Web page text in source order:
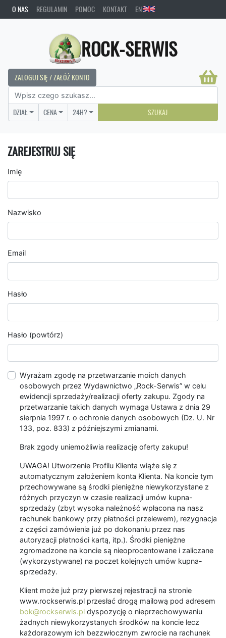
O NAS REGULAMIN POMOC KONTAKT EN
ROCK-SERWIS
ZALOGUJ SIĘ / ZAŁÓŻ KONTO
DZIAŁ CENA 24H? SZUKAJ
ZAREJESTRUJ SIĘ
Imię
Nazwisko
Email
Hasło
Hasło (powtórz)
Wyrażam zgodę na przetwarzanie moich danych
osobowych przez Wydawnictwo „Rock-Serwis” w celu
ewidencji sprzedaży/realizacji oferty zakupu. Zgody na
przetwarzanie takich danych wymaga Ustawa z dnia 29
sierpnia 1997 r. o ochronie danych osobowych (Dz. U. Nr
133, poz. 833) z późniejszymi zmianami.
Brak zgody uniemożliwia realizację oferty zakupu!
UWAGA! Utworzenie Profilu Klienta wiąże się z
automatycznym założeniem konta Klienta. Na koncie tym
przechowywane są środki pieniężne niewykorzystane z
różnych przyczyn w czasie realizacji umów kupna-
sprzedaży (zbyt wysoka należność wpłacona na nasz
rachunek bankowy przy płatności przelewem), rezygnacja
z części zamówienia już po dokonaniu przez nas
autoryzacji płatności kartą, itp.). Środki pieniężne
zgromadzone na koncie są nieoprocentowane i zaliczane
(wykorzystywane) na poczet kolejnych umów kupna-
sprzedaży.
Klient może już przy pierwszej rejestracji na stronie
www.rockserwis.pl przesłać drogą mailową pod adresem
bok@rockserwis.pl dyspozycję o nieprzechowywaniu
żadnych niewykorzystanych środków na koncie lecz
każdorazowym ich bezzwłocznym zwrocie na rachunek